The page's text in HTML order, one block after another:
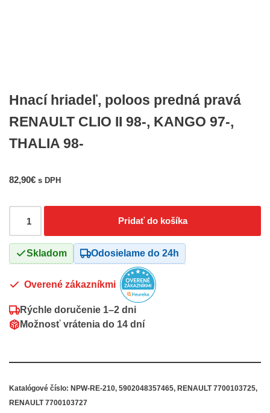
Hnací hriadeľ, poloos predná pravá
RENAULT CLIO II 98-, KANGO 97-,
THALIA 98-
82,90€ s DPH
Pridať do košíka
Skladom Odosielame do 24h
Overené zákazníkmi
Rýchle doručenie 1–2 dni
Možnosť vrátenia do 14 dní
Katalógové číslo: NPW-RE-210, 5902048357465, RENAULT 7700103725,
RENAULT 7700103727